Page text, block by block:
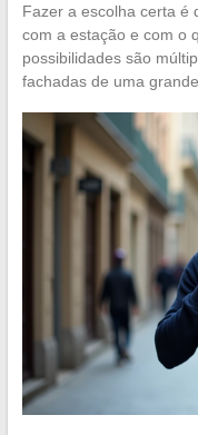
Fazer a escolha certa é
com a estação e com o
possibilidades são
fachadas de uma